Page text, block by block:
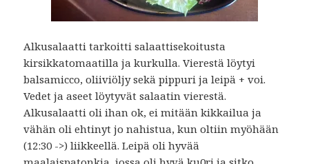
Alkusalaatti tarkoitti salaattisekoitusta
kirsikkatomaatilla ja kurkulla. Vierestä löytyi
balsamicco, oliiviöljy sekä pippuri ja leipä + voi.
Vedet ja aseet löytyvät salaatin vierestä.
Alkusalaatti oli ihan ok, ei mitään kikkailua ja
vähän oli ehtinyt jo nahistua, kun oltiin myöhään
(12:30 ->) liikkeellä. Leipä oli hyvää